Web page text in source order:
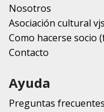
Nosotros
Asociación cultural
Como hacerse socio
Contacto
Ayuda
Preguntas frecuentes